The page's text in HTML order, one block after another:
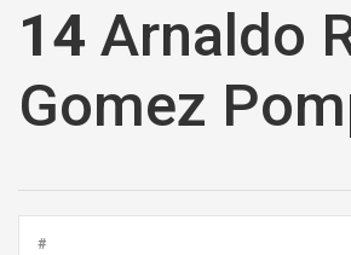
14 Arnaldo
Gomez
#